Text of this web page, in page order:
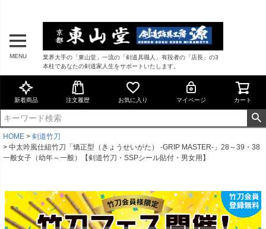
MENU
業界大手の「東山堂」一流の「剣道具職人」有段者の「店長」の3
本柱であなたの剣道家人生をサポートいたします。
新着商品 注文履歴 お気に入り マイページ カート
HOME
剣道竹刀
中太吟風仕組竹刀「矯正型（きょうせいがた） -GRIP MASTER-」28～39・38
一般女子（幼年～一般）【剣道竹刀・SSPシール貼付・男女用】